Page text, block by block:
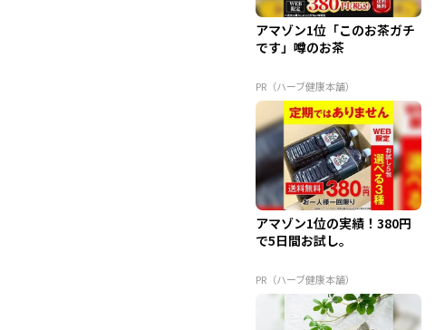
アマゾン1位「このお茶ガチ
です」噂のお茶
PR（ハーブ健康本舗）
アマゾン1位の実績！380円
で5日間お試し。
PR（ハーブ健康本舗）